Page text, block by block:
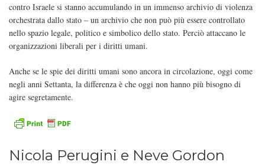
contro Israele si stanno accumulando in un immenso archivio di violenza
orchestrata dallo stato – un archivio che non può più essere controllato
nello spazio legale, politico e simbolico dello stato. Perciò attaccano le
organizzazioni liberali per i diritti umani.
Anche se le spie dei diritti umani sono ancora in circolazione, oggi come
negli anni Settanta, la differenza è che oggi non hanno più bisogno di
agire segretamente.
Nicola Perugini e Neve Gordon